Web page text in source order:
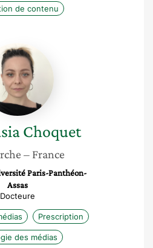
de contenu
Anastasia
Choquet
Choquet
– France
Paris-Panthéon-
Assas
Docteure
Prescription
des médias